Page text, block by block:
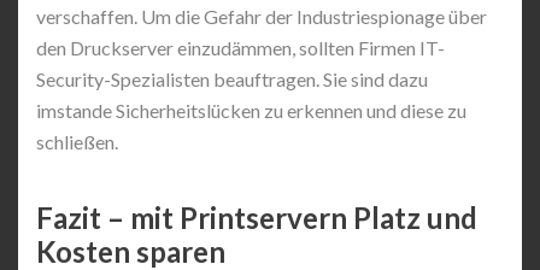
verschaffen. Um die Gefahr der Industriespionage über
den Druckserver einzudämmen, sollten Firmen IT-
Security-Spezialisten beauftragen. Sie sind dazu
imstande Sicherheitslücken zu erkennen und diese zu
schließen.
Fazit – mit Printservern Platz und
Kosten sparen